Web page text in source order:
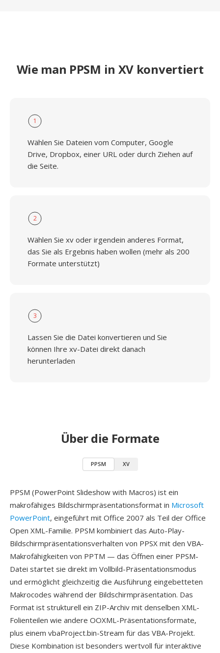
Wie man PPSM in XV konvertiert
1
Wählen Sie Dateien vom Computer, Google
Drive, Dropbox, einer URL oder durch Ziehen auf
die Seite.
2
Wählen Sie xv oder irgendein anderes Format,
das Sie als Ergebnis haben wollen (mehr als 200
Formate unterstützt)
3
Lassen Sie die Datei konvertieren und Sie
können Ihre xv-Datei direkt danach
herunterladen
Über die Formate
PPSM XV
PPSM (PowerPoint Slideshow with Macros) ist ein
makrofähiges Bildschirmpräsentationsformat in Microsoft
PowerPoint, eingeführt mit Office 2007 als Teil der Office
Open XML-Familie. PPSM kombiniert das Auto-Play-
Bildschirmpräsentationsverhalten von PPSX mit den VBA-
Makrofähigkeiten von PPTM — das Öffnen einer PPSM-
Datei startet sie direkt im Vollbild-Präsentationsmodus
und ermöglicht gleichzeitig die Ausführung eingebetteten
Makrocodes während der Bildschirmpräsentation. Das
Format ist strukturell ein ZIP-Archiv mit denselben XML-
Folienteilen wie andere OOXML-Präsentationsformate,
plus einem vbaProject.bin-Stream für das VBA-Projekt.
Diese Kombination ist besonders wertvoll für interaktive